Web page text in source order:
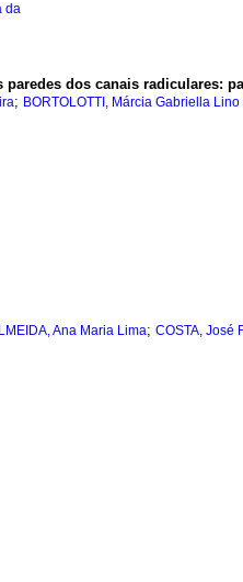
da
dos canais radiculares:
; BORTOLOTTI, Márcia Gabriella
Ana Maria Lima; COSTA, José